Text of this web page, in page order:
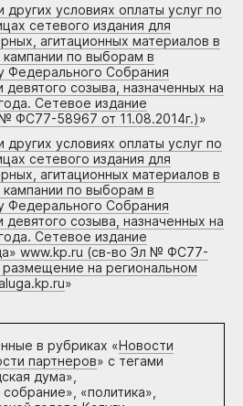
условиях оплаты услуг по
сетевого издания для
агитационных материалов в
по выборам в
Федерального Собрания
созыва, назначенных на
Сетевое издание
ФС77-58967 от 11.08.2014г.)»
условиях оплаты услуг по
сетевого издания для
агитационных материалов в
по выборам в
Федерального Собрания
созыва, назначенных на
Сетевое издание
www.kp.ru (св-во Эл № ФС77-
на региональном
»
в рубриках «Новости
партнеров» с тегами
дума»,
«политика»,